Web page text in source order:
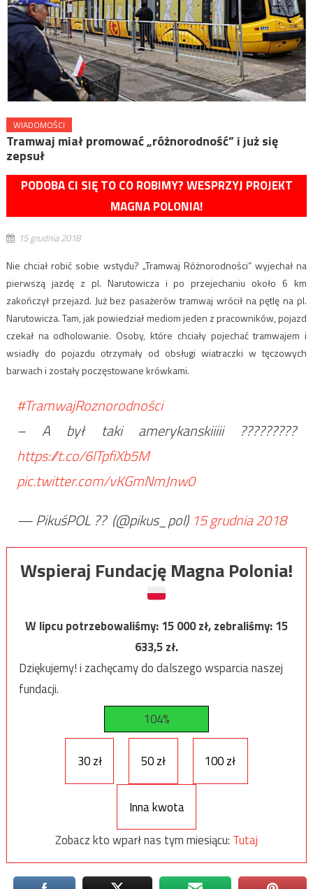
WIADOMOŚCI
Tramwaj miał promować „różnorodność” i już się
zepsuł
PODOBA CI SIĘ TO CO ROBIMY? WESPRZYJ PROJEKT
MAGNA POLONIA!
15 grudnia 2018
Nie chciał robić sobie wstydu? „Tramwaj Różnorodności” wyjechał na
pierwszą jazdę z pl. Narutowicza i po przejechaniu około 6 km
zakończył przejazd. Już bez pasażerów tramwaj wrócił na pętlę na pl.
Narutowicza. Tam, jak powiedział mediom jeden z pracowników, pojazd
czekał na odholowanie. Osoby, które chciały pojechać tramwajem i
wsiadły do pojazdu otrzymały od obsługi wiatraczki w tęczowych
barwach i zostały poczęstowane krówkami.
#TramwajRoznorodności
– A był taki amerykanskiiiii ?????????
https://t.co/6lTpfiXb5M
pic.twitter.com/vKGmNmJnw0
— PikuśPOL ?? ‏ (@pikus_pol) 15 grudnia 2018
Wspieraj Fundację Magna Polonia!
W lipcu potrzebowaliśmy:15 000zł, zebraliśmy:15
633,5zł.
Dziękujemy! i zachęcamy do dalszego wsparcia naszej
fundacji.
104%
30 zł 50 zł 100 zł
Inna kwota
Zobacz kto wparł nas tym miesiącu: Tutaj